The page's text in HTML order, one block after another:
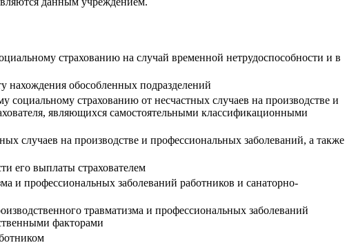
страхованию на случай временной нетрудоспособности и в
нахождения обособленных подразделений
социальному страхованию от несчастных случаев на производстве и
являющихся самостоятельными классификационными
случаев на производстве и профессиональных заболеваний, а также
его выплаты страхователем
и профессиональных заболеваний работников и санаторно-
травматизма и профессиональных заболеваний
факторами